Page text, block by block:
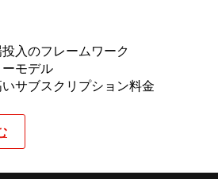
入のフレームワーク
モデル
サブスクリプション料金